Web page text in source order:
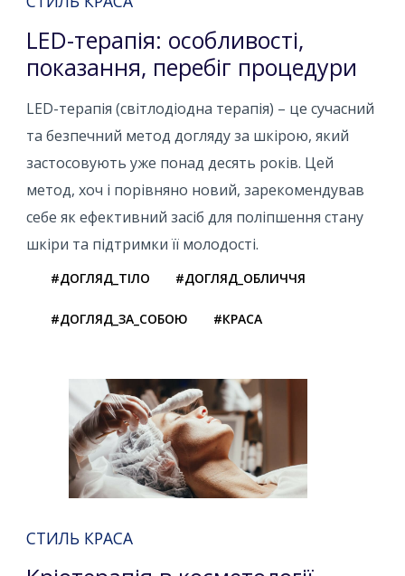
LED-терапія: особливості,
показання, перебіг процедури
LED-терапія (світлодіодна терапія) – це сучасний
та безпечний метод догляду за шкірою, який
застосовують уже понад десять років. Цей
метод, хоч і порівняно новий, зарекомендував
себе як ефективний засіб для поліпшення стану
шкіри та підтримки її молодості.
#ДОГЛЯД_ТІЛО #ДОГЛЯД_ОБЛИЧЧЯ
#ДОГЛЯД_ЗА_СОБОЮ #КРАСА
СТИЛЬ КРАСА